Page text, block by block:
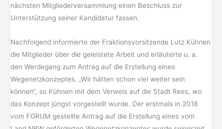
nächsten Mitgliederversammlung einen Beschluss zur
Unterstützung seiner Kandidatur fassen.
Nachfolgend informierte der Fraktionsvorsitzende Lutz Kühnen
die Mitglieder über die geleistete Arbeit und erläuterte u. a.
den Werdegang zum Antrag auf die Erstellung eines
Wegenetzkonzeptes. „Wir hätten schon viel weiter sein
können“, so Kühnen mit dem Verweis auf die Stadt Rees, wo
das Konzept jüngst vorgestellt wurde. Der erstmals in 2018
vom FORUM gestellte Antrag auf die Erstellung eines vom